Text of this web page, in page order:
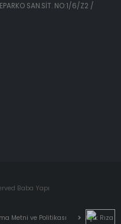
SAN.SİT. NO:1/6/Z2 /
Baba Yapı
Metni ve Politikası Açık Rıza